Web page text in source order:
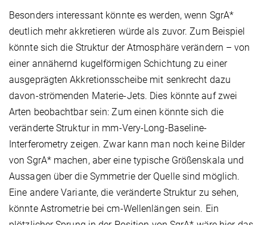
Besonders interessant könnte es werden, wenn SgrA*
deutlich mehr akkretieren würde als zuvor. Zum Beispiel
könnte sich die Struktur der Atmosphäre verändern – von
einer annähernd kugelförmigen Schichtung zu einer
ausgeprägten Akkretionsscheibe mit senkrecht dazu
davon-strömenden Materie-Jets. Dies könnte auf zwei
Arten beobachtbar sein: Zum einen könnte sich die
veränderte Struktur in mm-Very-Long-Baseline-
Interferometry zeigen. Zwar kann man noch keine Bilder
von SgrA* machen, aber eine typische Größenskala und
Aussagen über die Symmetrie der Quelle sind möglich.
Eine andere Variante, die veränderte Struktur zu sehen,
könnte Astrometrie bei cm-Wellenlängen sein. Ein